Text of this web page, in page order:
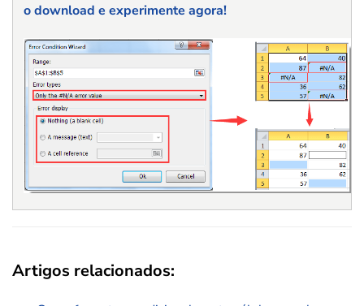
o download e experimente agora!
Artigos relacionados: